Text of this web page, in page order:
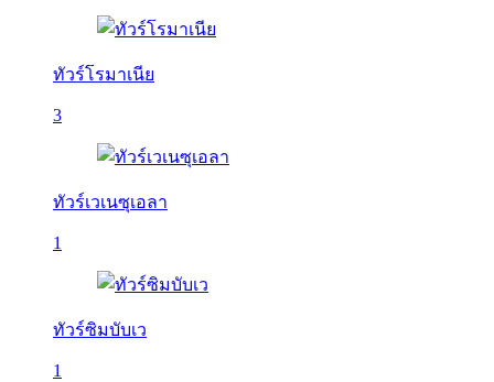
ทัวร์โรมาเนีย
3
ทัวร์เวเนซุเอลา
1
ทัวร์ซิมบับเว
1